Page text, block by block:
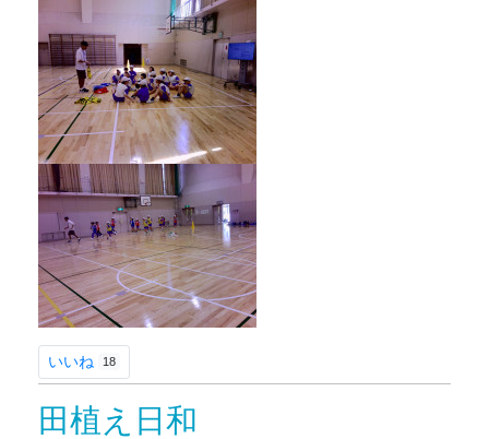
いいね 18
田植え日和